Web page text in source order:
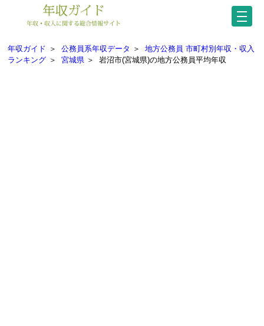
年収ガイド ＞ 公務員系年収データ ＞
地方公務員 市町村別年収・収入
ランキング ＞ 宮城県 ＞ 岩沼市(宮城県)の地方公務員平均年収